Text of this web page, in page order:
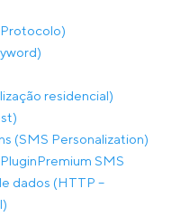
residencial)
(SMS Personalization)
PluginPremium SMS
dados (HTTP –